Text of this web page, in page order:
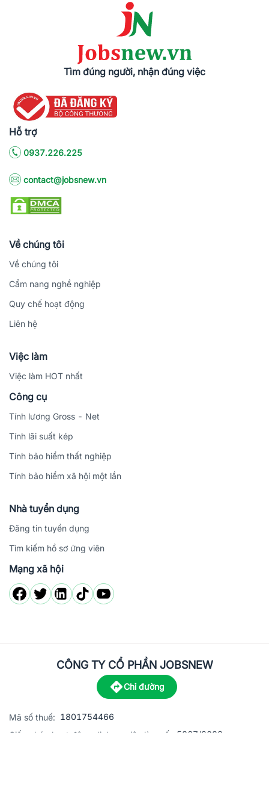
Tìm đúng người, nhận đúng việc
Hỗ trợ
0937.226.225
contact@jobsnew.vn
Về chúng tôi
Về chúng tôi
Cẩm nang nghề nghiệp
Quy chế hoạt động
Liên hệ
Việc làm
Việc làm HOT nhất
Công cụ
Tính lương Gross - Net
Tính lãi suất kép
Tính bảo hiểm thất nghiệp
Tính bảo hiểm xã hội một lần
Nhà tuyển dụng
Đăng tin tuyển dụng
Tìm kiếm hồ sơ ứng viên
Mạng xã hội
CÔNG TY CỔ PHẦN JOBSNEW
Chỉ đường
Mã số thuế: 1801754466
Giấy phép hoạt động dịch vụ việc làm số:
5867/2023